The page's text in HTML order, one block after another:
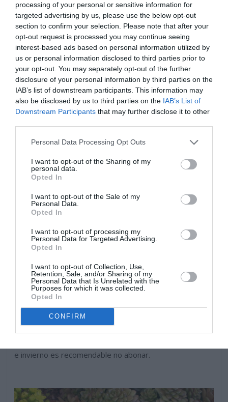
processing of your personal or sensitive information for
targeted advertising by us, please use the below opt-out
section to confirm your selection. Please note that after your
opt-out request is processed you may continue seeing
interest-based ads based on personal information utilized by
us or personal information disclosed to third parties prior to
your opt-out. You may separately opt-out of the further
disclosure of your personal information by third parties on the
IAB’s list of downstream participants. This information may
also be disclosed by us to third parties on the IAB’s List of
Downstream Participants that may further disclose it to other
Personal Data Processing Opt Outs
I want to opt-out of the Sharing of my
personal data.
Opted In
I want to opt-out of the Sale of my
Personal Data.
Opted In
I want to opt-out of processing my
Personal Data for Targeted Advertising.
Opted In
I want to opt-out of Collection, Use,
Retention, Sale, and/or Sharing of my
Personal Data that Is Unrelated with the
Purposes for which it was collected.
Opted In
CONFIRM
Las plantas crasas no necesitan grandes cantidades de
nutrientes, podemos abonarla una vez al mes, durante la
primavera y verano época de máximo desarrollo,
utilizaremos un abono especial para cactus y plantas
crasas de hojas carnosas, pero las dosis serán
e invierno es recomendable no abonar.